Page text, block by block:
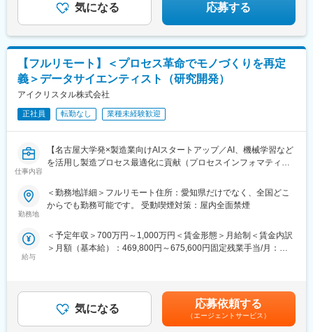
気になる 応募する
【フルリモート】＜プロセス革命でモノづくりを再定
義＞データサイエンティスト（研究開発）
アイクリスタル株式会社
正社員 転勤なし 業種未経験歓迎
仕事内容
【名古屋大学発×製造業向けAIスタートアップ／AI、機械学習など
を活用し製造プロセス最適化に貢献（プロセスインフォマティク
■業務内容
機械学習や統計学、数理最適化を駆使して製造業における課題解
て頂きます。企業や研究所、大学との共同研究プロジェクトも多
く、新規性のあるものについては学会発表や論文投稿、特許の取
づくりを根本から改善し、直接社会の役に立てます。
・製造業ドメイン知識を持つ社員との議論をしながらの機械学
習、統計的手法や数理最適化を用いて課題解決に取り組めます。
勤務地
＜勤務地詳細＞フルリモート住所：愛知県だけでなく、全国どこ
からでも勤務可能です。 受動喫煙対策：屋内全面禁煙
給与
＜予定年収＞700万円～1,000万円＜賃金形態＞月給制＜賃金内訳
＞月額（基本給）：469,800円～675,600円固定残業手当/月：
給与改定：年2回（１月、７月）■賞与：年2回（3月、9月）賃金
はあくまでも目安の金額であり、選考を通じて上下する可能性が
あります。月給(月額)は固定手当を含めた表記です。
気になる 応募依頼する
（エージェントサービス）